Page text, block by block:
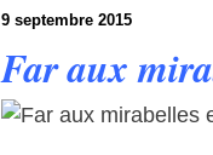
9 septembre 2015
Far aux